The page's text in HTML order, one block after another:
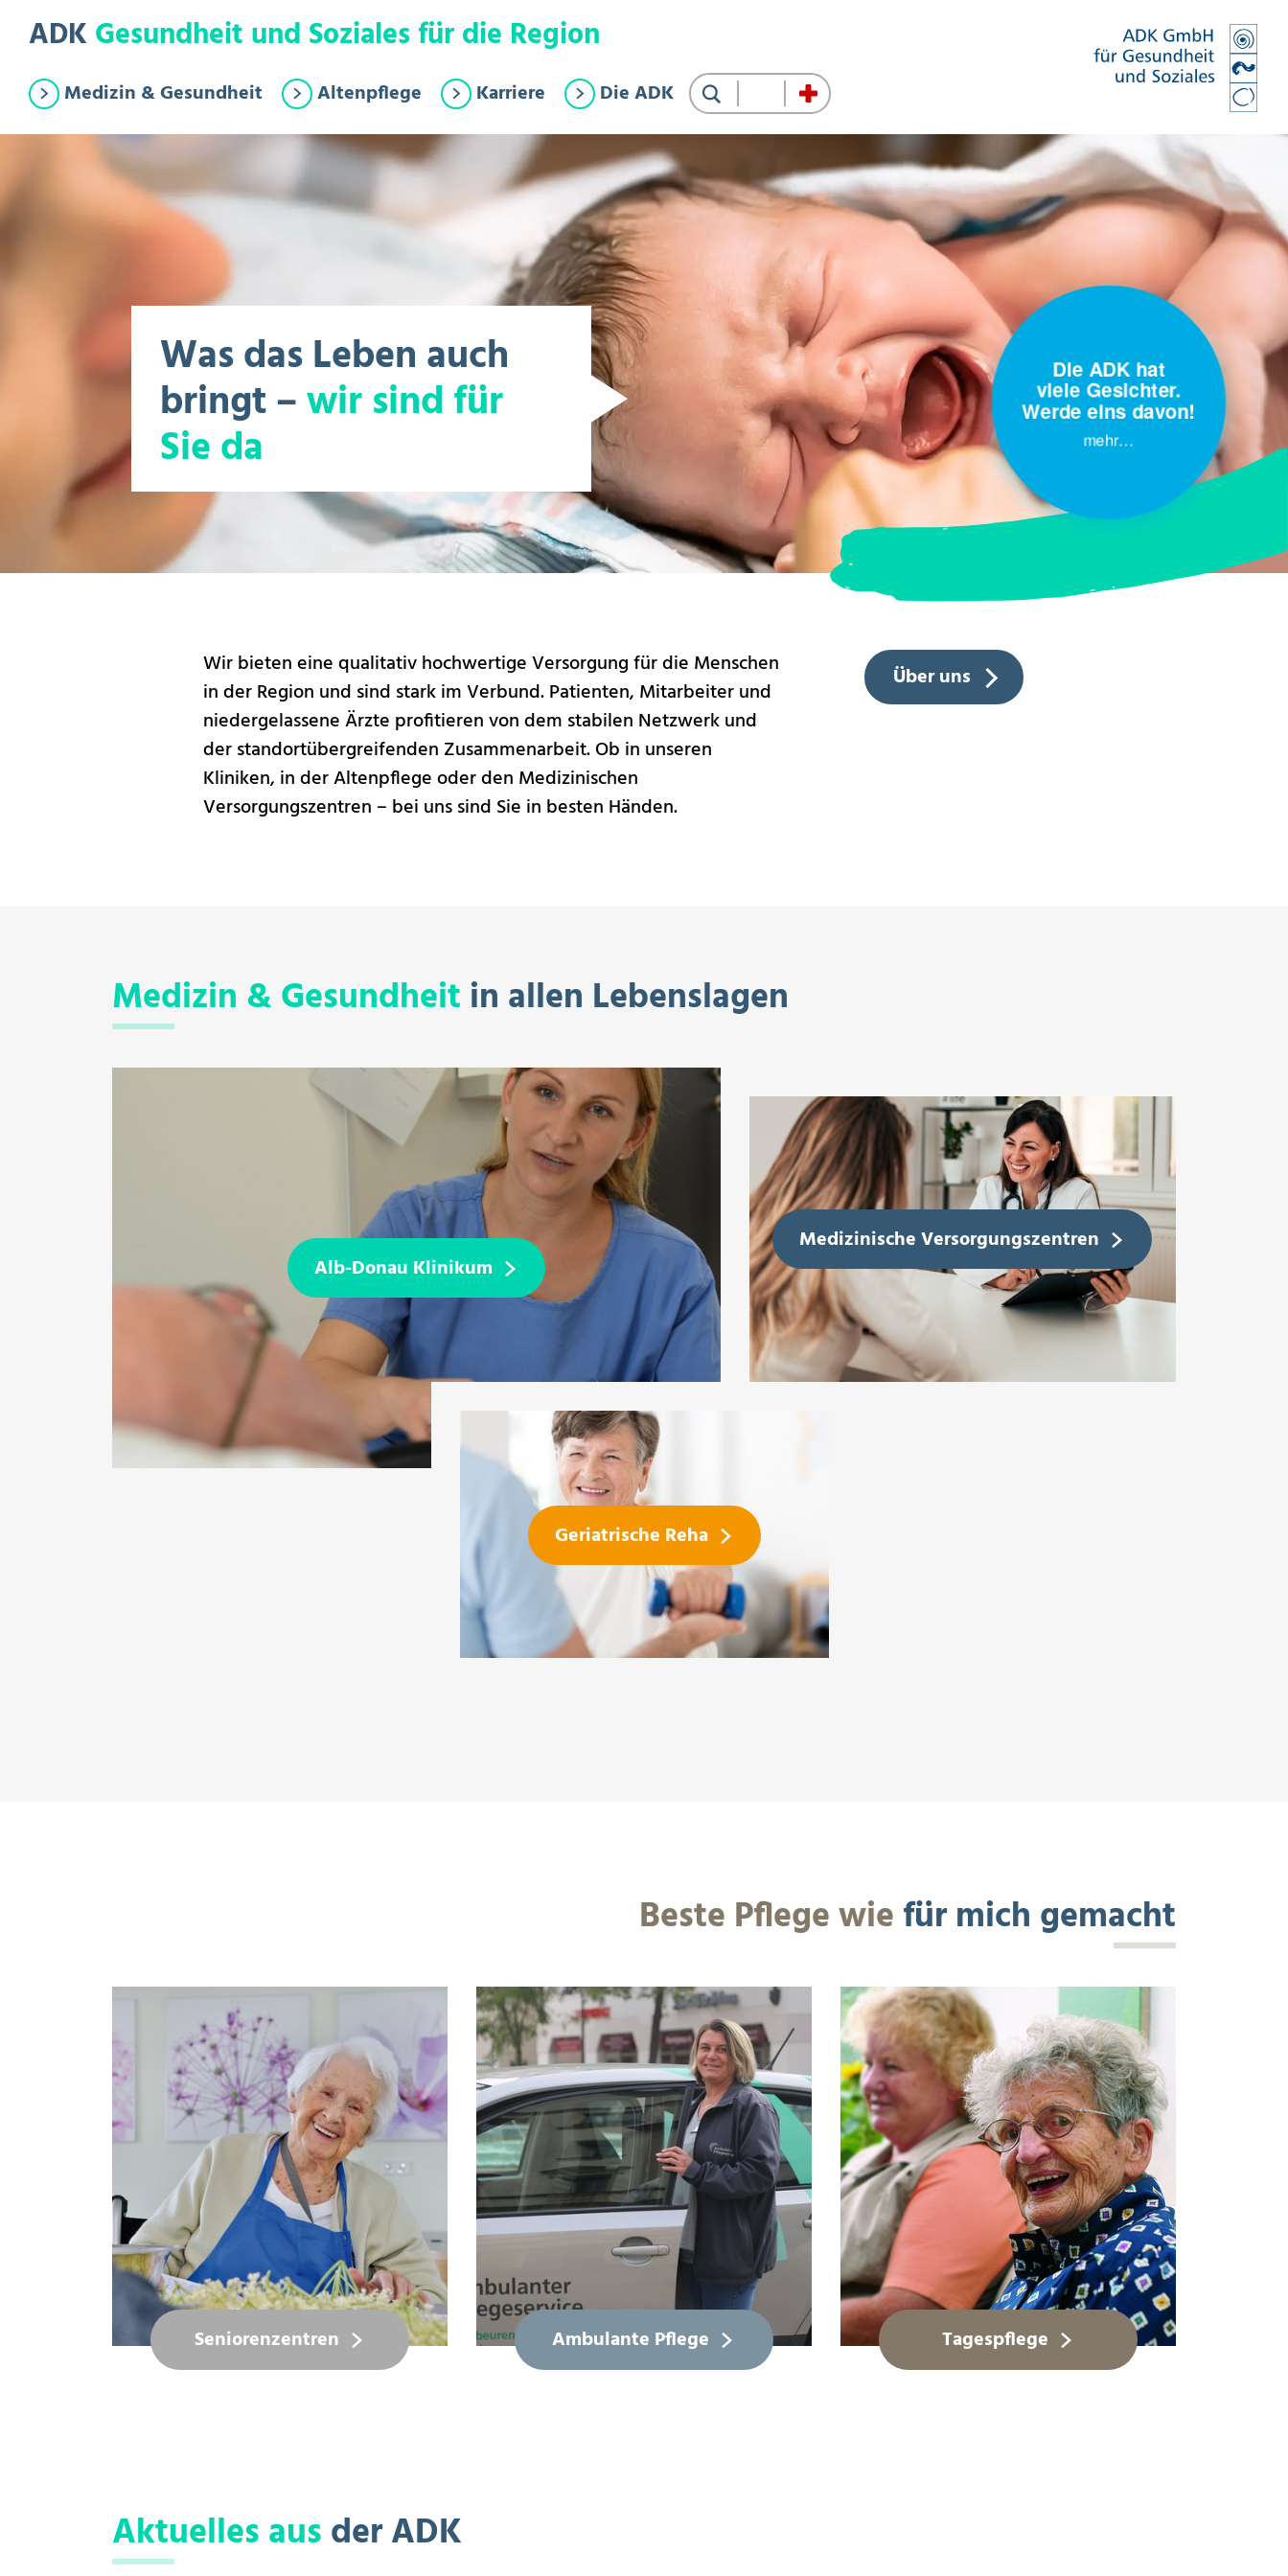
ADK Gesundheit und Soziales für die Region
Medizin & Gesundheit Altenpflege Karriere Die ADK Suche
Die ADK hat
viele Gesichter.
Werde eins davon!
mehr…
Was das Leben auch
bringt –wir sind für
Sie da
Wir bieten eine qualitativ hochwertige Versorgung für die Menschen
in der Region und sind stark im Verbund. Patienten, Mitarbeiter und
niedergelassene Ärzte profitieren von dem stabilen Netzwerk und
der standortübergreifenden Zusammenarbeit. Ob in unseren
Kliniken, in der Altenpflege oder den Medizinischen
Versorgungszentren – bei uns sind Sie in besten Händen.
Über uns
Medizin & Gesundheit in allen Lebenslagen
Alb-Donau Klinikum
Medizinische Versorgungszentren
Geriatrische Reha
Beste Pflege wiefür mich gemacht
Seniorenzentren Ambulante Pflege Tagespflege
Aktuelles ausder ADK